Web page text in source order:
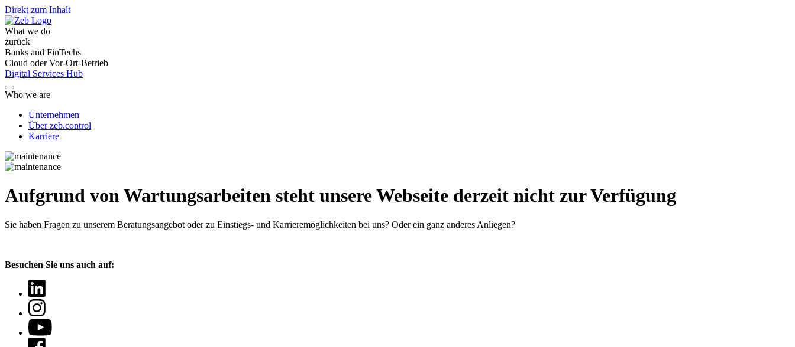
Direkt zum Inhalt
What we do
zurück
Banks and FinTechs
Cloud oder Vor-Ort-Betrieb
Digital Services Hub
Who we are
Unternehmen
Über zeb.control
Karriere
Aufgrund von Wartungsarbeiten steht unsere Webseite derzeit nicht zur Verfügung
Sie haben Fragen zu unserem Beratungsangebot oder zu Einstiegs- und Karrieremöglichkeiten bei uns? Oder ein ganz anderes Anliegen?
Besuchen Sie uns auch auf: